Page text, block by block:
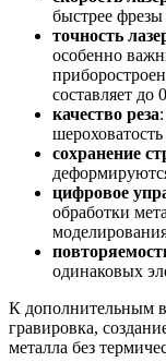
быстрее
точность
особенно
составляет до
качество реза
сохранение
цифровое
обработки
одинаковых
К дополнительным
гравировка,
металла без